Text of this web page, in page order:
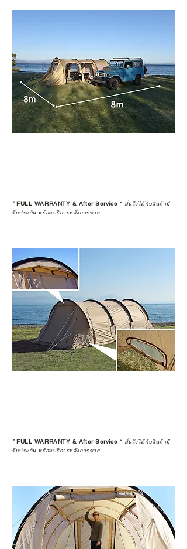
*FULL WARRANTY & After Service * มั่นใจได้กับสินค้ามี
รับประกัน พร้อมบริการหลังการขาย
*FULL WARRANTY & After Service * มั่นใจได้กับสินค้ามี
รับประกัน พร้อมบริการหลังการขาย